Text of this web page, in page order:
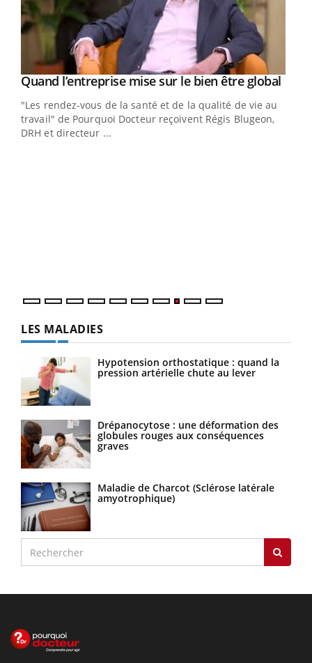
Youtube
Quand l’entreprise mise sur le bien être global
"Les rendez-vous de la santé et de la qualité de vie au
travail" de Pourquoi Docteur reçoivent Régis Blugeon,
DRH et directeur ...
LES MALADIES
Hypotension orthostatique : quand la
pression artérielle chute au lever
Drépanocytose : une déformation des
globules rouges aux conséquences
graves
Maladie de Charcot (Sclérose latérale
amyotrophique)